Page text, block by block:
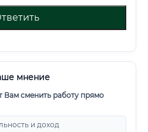
мнение
Вам сменить работу прямо
и доход